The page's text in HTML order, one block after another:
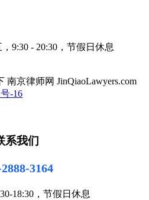
9:30 - 20:30，节假日休息
南京律师网 JinQiaoLawyers.com
-16
系我们
3164
18:30，节假日休息